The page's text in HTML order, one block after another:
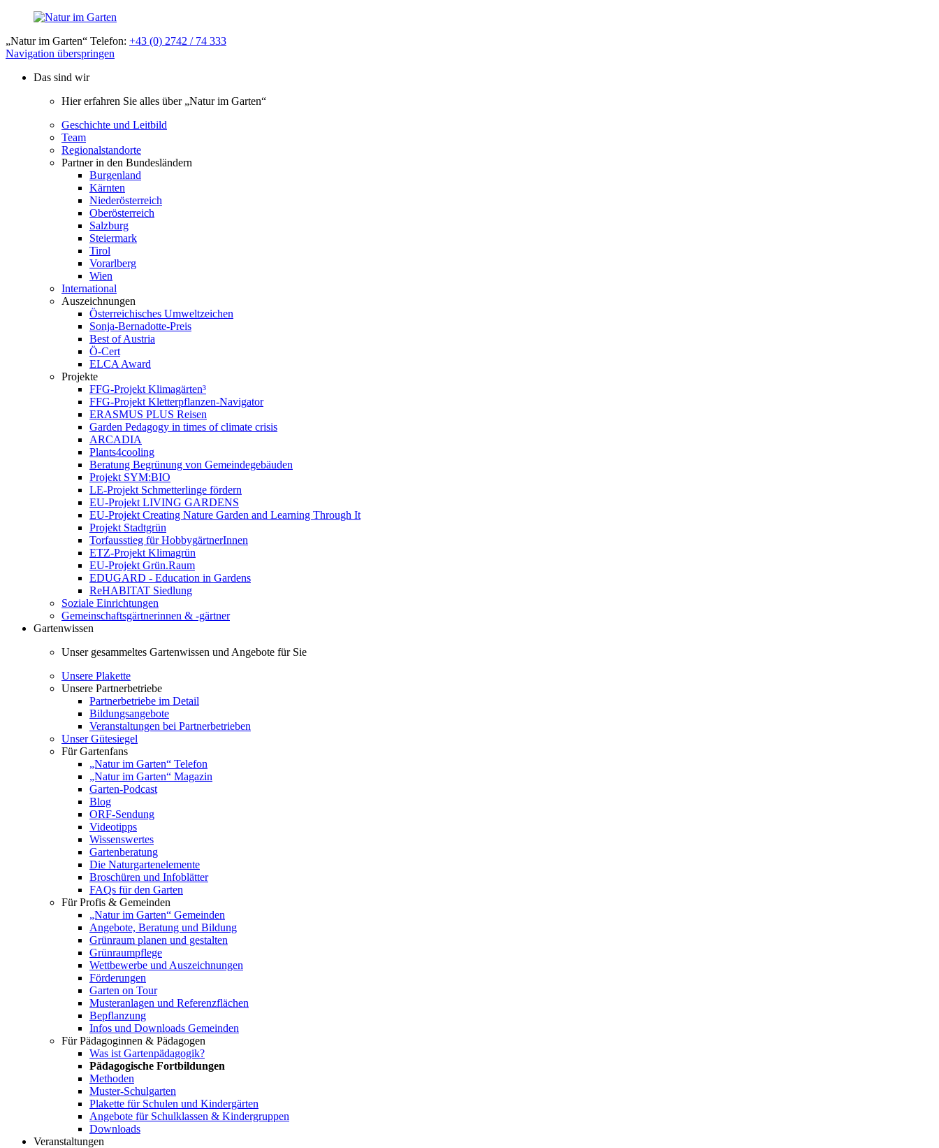
„Natur im Garten“ Telefon: +43 (0) 2742 / 74 333
Navigation überspringen
Das sind wir
Hier erfahren Sie alles über „Natur im Garten“
Geschichte und Leitbild
Team
Regionalstandorte
Partner in den Bundesländern
Burgenland
Kärnten
Niederösterreich
Oberösterreich
Salzburg
Steiermark
Tirol
Vorarlberg
Wien
International
Auszeichnungen
Österreichisches Umweltzeichen
Sonja-Bernadotte-Preis
Best of Austria
Ö-Cert
ELCA Award
Projekte
FFG-Projekt Klimagärten³
FFG-Projekt Kletterpflanzen-Navigator
ERASMUS PLUS Reisen
Garden Pedagogy in times of climate crisis
ARCADIA
Plants4cooling
Beratung Begrünung von Gemeindegebäuden
Projekt SYM:BIO
LE-Projekt Schmetterlinge fördern
EU-Projekt LIVING GARDENS
EU-Projekt Creating Nature Garden and Learning Through It
Projekt Stadtgrün
Torfausstieg für HobbygärtnerInnen
ETZ-Projekt Klimagrün
EU-Projekt Grün.Raum
EDUGARD - Education in Gardens
ReHABITAT Siedlung
Soziale Einrichtungen
Gemeinschaftsgärtnerinnen & -gärtner
Gartenwissen
Unser gesammeltes Gartenwissen und Angebote für Sie
Unsere Plakette
Unsere Partnerbetriebe
Partnerbetriebe im Detail
Bildungsangebote
Veranstaltungen bei Partnerbetrieben
Unser Gütesiegel
Für Gartenfans
„Natur im Garten“ Telefon
„Natur im Garten“ Magazin
Garten-Podcast
Blog
ORF-Sendung
Videotipps
Wissenswertes
Gartenberatung
Die Naturgartenelemente
Broschüren und Infoblätter
FAQs für den Garten
Für Profis & Gemeinden
„Natur im Garten“ Gemeinden
Angebote, Beratung und Bildung
Grünraum planen und gestalten
Grünraumpflege
Wettbewerbe und Auszeichnungen
Förderungen
Garten on Tour
Musteranlagen und Referenzflächen
Bepflanzung
Infos und Downloads Gemeinden
Für Pädagoginnen & Pädagogen
Was ist Gartenpädagogik?
Pädagogische Fortbildungen
Methoden
Muster-Schulgarten
Plakette für Schulen und Kindergärten
Angebote für Schulklassen & Kindergruppen
Downloads
Veranstaltungen